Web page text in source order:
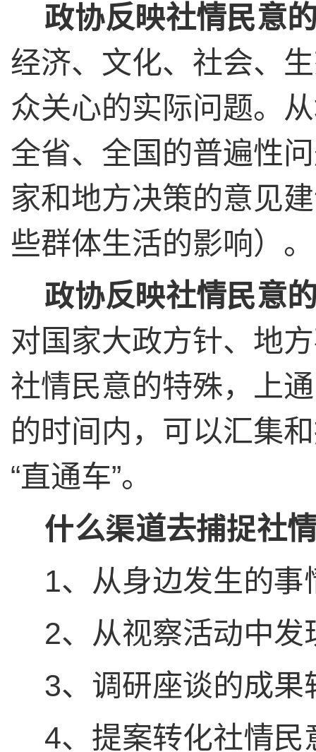
政协反映社情民意
经济、文化、社会、
众关心的实际问题。
全省、全国的普遍性
家和地方决策的意见
些群体生活的影响）。
政协反映社情民意
对国家大政方针、地
社情民意的特殊，上
的时间内，可以汇集
“直通车”。
什么渠道去捕捉社
1、从身边发生的
2、从视察活动中
3、调研座谈的成
4、提案转化社情民